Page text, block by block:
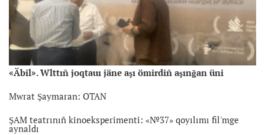
«Äbil». Wlttıñ joqtauı jäne aşı ömirdiñ aşınğan üni
Mwrat Şaymaran: OTAN
ŞAM teatrınıñ kinoeksperimenti: «№37» qoyılımı fil'mge
aynaldı